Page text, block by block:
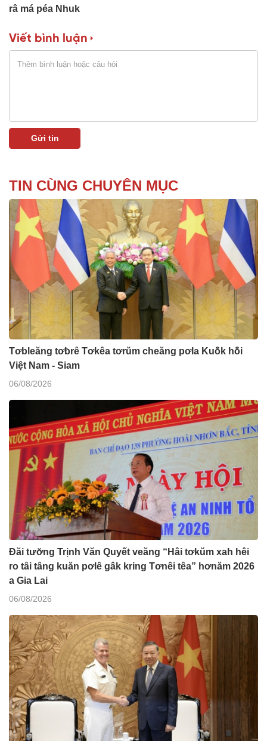
râ má péa Nhuk
Viết bình luận
TIN CÙNG CHUYÊN MỤC
Tơbleăng tơƀrê Tơkêa tơrŭm cheăng pơla Kuô̆k hô̆i
Việt Nam - Siam
06/08/2026
Đăi tươ̆ng Trịnh Văn Quyết veăng “Hâi tơkŭm xah hêi
ro tâi tâng kuăn pơlê gâk kring Tơnêi têa” hơnăm 2026
a Gia Lai
06/08/2026